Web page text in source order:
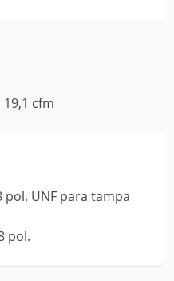
cfm
UNF para tampa
pol.